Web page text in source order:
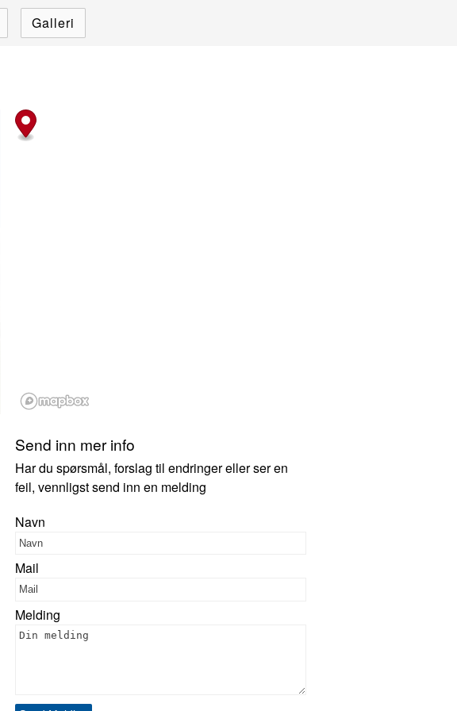
Galleri
Send inn mer info
Har du spørsmål, forslag til endringer eller ser en
feil, vennligst send inn en melding
Navn
Mail
Melding